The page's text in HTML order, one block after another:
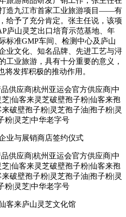
造九江市首家工业旅游项目——有
给予了充分肯定。张主任说，该项
庐山灵芝出口培育示范基地、年
标准GMP车间、检测中心及庐山
业文化、知名品牌、先进工艺与浔
工业旅游，具有十分重要的意义，
将发挥积极的推动作用。
业与展销商店签约仪式
客来庐山灵芝文化馆